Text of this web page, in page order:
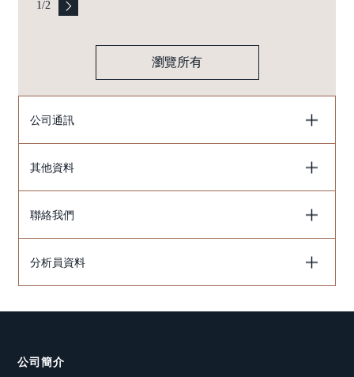
1/2
瀏覽所有
公司通訊
其他資料
聯絡我們
分析員資料
公司簡介